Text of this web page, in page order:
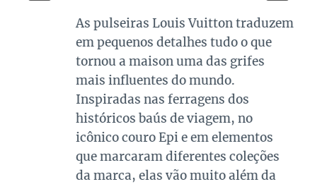
As pulseiras Louis Vuitton traduzem
em pequenos detalhes tudo o que
tornou a maison uma das grifes
mais influentes do mundo.
Inspiradas nas ferragens dos
históricos baús de viagem, no
icônico couro Epi e em elementos
que marcaram diferentes coleções
da marca, elas vão muito além da